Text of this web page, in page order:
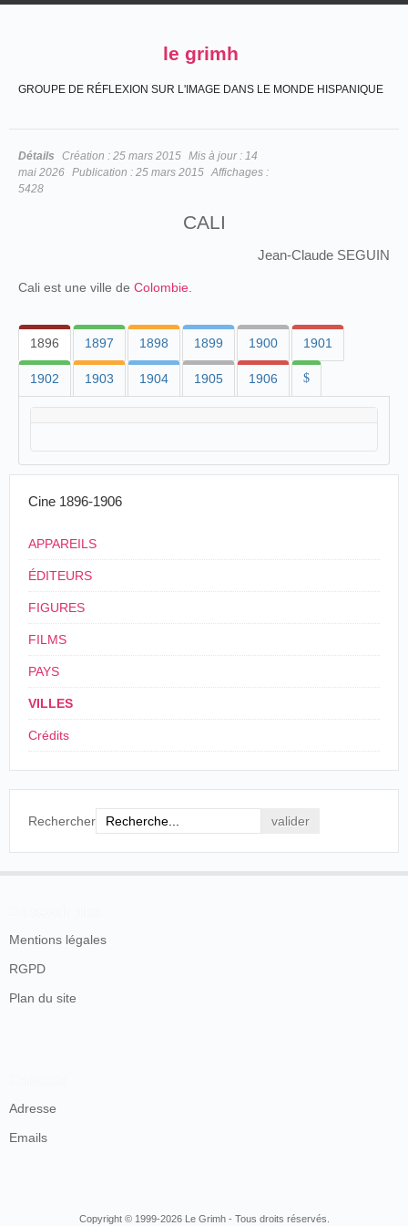
le grimh
GROUPE DE RÉFLEXION SUR L'IMAGE DANS LE MONDE HISPANIQUE
Détails Création : 25 mars 2015 Mis à jour : 14
mai 2026 Publication : 25 mars 2015 Affichages :
5428
CALI
Jean-Claude SEGUIN
Cali est une ville de Colombie
1896 1897 1898 1899 1900 1901
1902 1903 1904 1905 1906 $
Cine 1896-1906
APPAREILS
ÉDITEURS
FIGURES
FILMS
PAYS
VILLES
Crédits
Rechercher
Mentions légales
RGPD
Plan du site
Adresse
Emails
Copyright © 1999-2026 Le Grimh - Tous droits réservés.